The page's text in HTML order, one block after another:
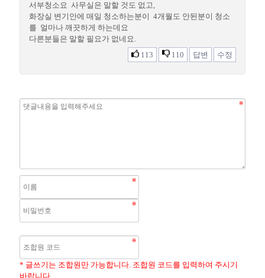
서부청소요 사무실은 말할 것도 없고,
화장실 변기안에 매일 청소하는분이 4개월도 안된분이 청소
를 얼마나 깨끗하게 하는데요
다른분들은 말할 필요가 없네요.
113
110 답변 수정
* 글쓰기는 조합원만 가능합니다. 조합원 코드를 입력하여 주시기
바랍니다.